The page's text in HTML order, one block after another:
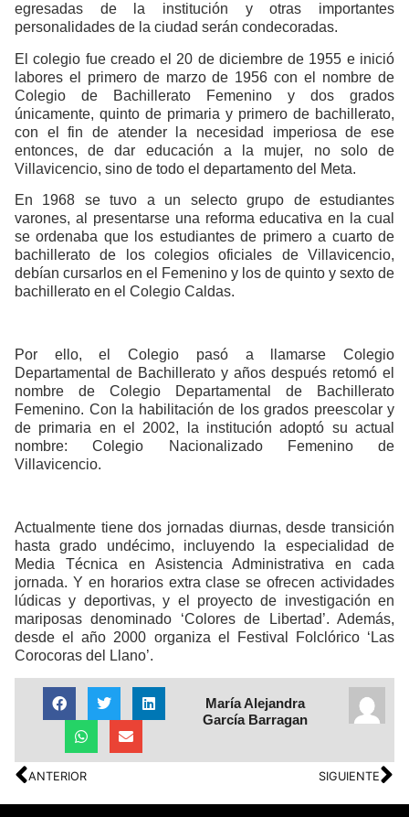
egresadas de la institución y otras importantes
personalidades de la ciudad serán condecoradas.
El colegio fue creado el 20 de diciembre de 1955 e inició
labores el primero de marzo de 1956 con el nombre de
Colegio de Bachillerato Femenino y dos grados
únicamente, quinto de primaria y primero de bachillerato,
con el fin de atender la necesidad imperiosa de ese
entonces, de dar educación a la mujer, no solo de
Villavicencio, sino de todo el departamento del Meta.
En 1968 se tuvo a un selecto grupo de estudiantes
varones, al presentarse una reforma educativa en la cual
se ordenaba que los estudiantes de primero a cuarto de
bachillerato de los colegios oficiales de Villavicencio,
debían cursarlos en el Femenino y los de quinto y sexto de
bachillerato en el Colegio Caldas.
Por ello, el Colegio pasó a llamarse Colegio
Departamental de Bachillerato y años después retomó el
nombre de Colegio Departamental de Bachillerato
Femenino. Con la habilitación de los grados preescolar y
de primaria en el 2002, la institución adoptó su actual
nombre: Colegio Nacionalizado Femenino de
Villavicencio.
Actualmente tiene dos jornadas diurnas, desde transición
hasta grado undécimo, incluyendo la especialidad de
Media Técnica en Asistencia Administrativa en cada
jornada. Y en horarios extra clase se ofrecen actividades
lúdicas y deportivas, y el proyecto de investigación en
mariposas denominado ‘Colores de Libertad’. Además,
desde el año 2000 organiza el Festival Folclórico ‘Las
Corocoras del Llano’.
María Alejandra
García Barragan
ANTERIOR SIGUIENTE